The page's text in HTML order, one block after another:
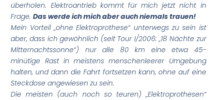
überholen. Elektroantrieb kommt für mich jetzt nicht in
Frage.Das werde ich mich aber auch niemals trauen!
Mein Vorteil „ohne Elektroprothese“ unterwegs zu sein ist
aber, dass ich gewöhnlich (seit Tour I/2006: „18 Nächte zur
Mitternachtssonne“) nur alle 80 km eine etwa 45-
minütige Rast in meistens menschenleerer Umgebung
halten, und dann die Fahrt fortsetzen kann, ohne auf eine
Steckdose angewiesen zu sein.
Die meisten (auch noch so teuren) „Elektroprothesen“